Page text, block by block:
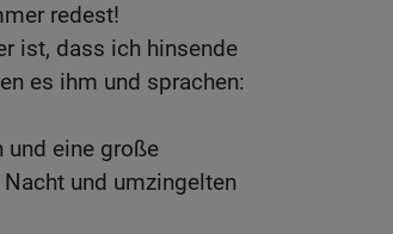
redest!
ist, dass ich hinsende
es ihm und sprachen:
und eine große
und umzingelten